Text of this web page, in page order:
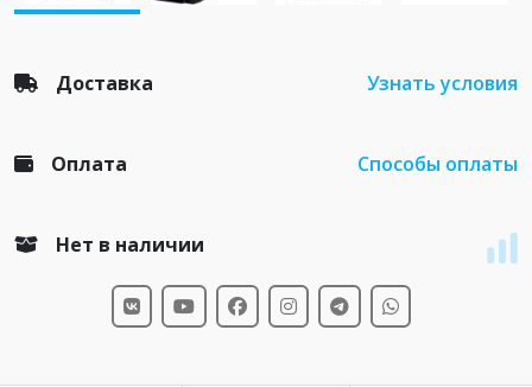
Доставка Узнать условия
Оплата Способы оплаты
Нет в наличии